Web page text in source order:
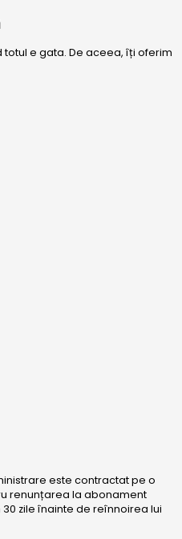
e gata. De aceea, îți oferim
este contractat pe o
renunțarea la abonament
zile înainte de reînnoirea lui